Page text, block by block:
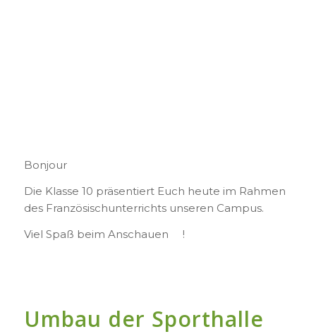
Bonjour
Die Klasse 10 präsentiert Euch heute im Rahmen
des Französischunterrichts unseren Campus.
Viel Spaß beim Anschauen
!
Umbau der Sporthalle